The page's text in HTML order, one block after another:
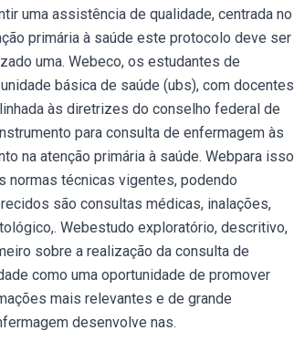
uma assistência de qualidade, centrada no
primária à saúde este protocolo deve ser
uma. Webeco, os estudantes de
básica de saúde (ubs), com docentes
às diretrizes do conselho federal de
para consulta de enfermagem às
na atenção primária à saúde. Webpara isso
normas técnicas vigentes, podendo
são consultas médicas, inalações,
Webestudo exploratório, descritivo,
sobre a realização da consulta de
como uma oportunidade de promover
mais relevantes e de grande
desenvolve nas.